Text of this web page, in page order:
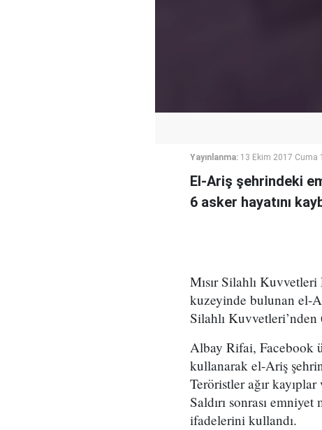
Yayınlanma: 13 Ekim 2017 Cuma
El-Ariş şehrindeki
6 asker hayatını
Mısır Silahlı
kuzeyinde bulunan el-
Silahlı Kuvvetleri’nden
Albay Rifai, Facebook
kullanarak el-Ariş
Teröristler ağır
Saldırı sonrası
ifadelerini kullandı.